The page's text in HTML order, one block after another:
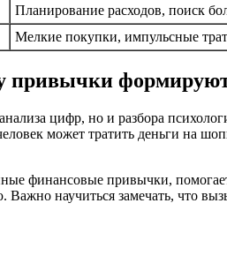
Планирование расходов, поиск
Мелкие покупки, импульсные
привычки
цифр, но и разбора
может тратить деньги на
финансовые привычки,
научиться замечать, что